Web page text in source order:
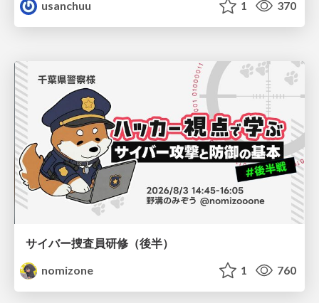
usanchuu
1 370
サイバー捜査員研修（後半）
nomizone
1 760